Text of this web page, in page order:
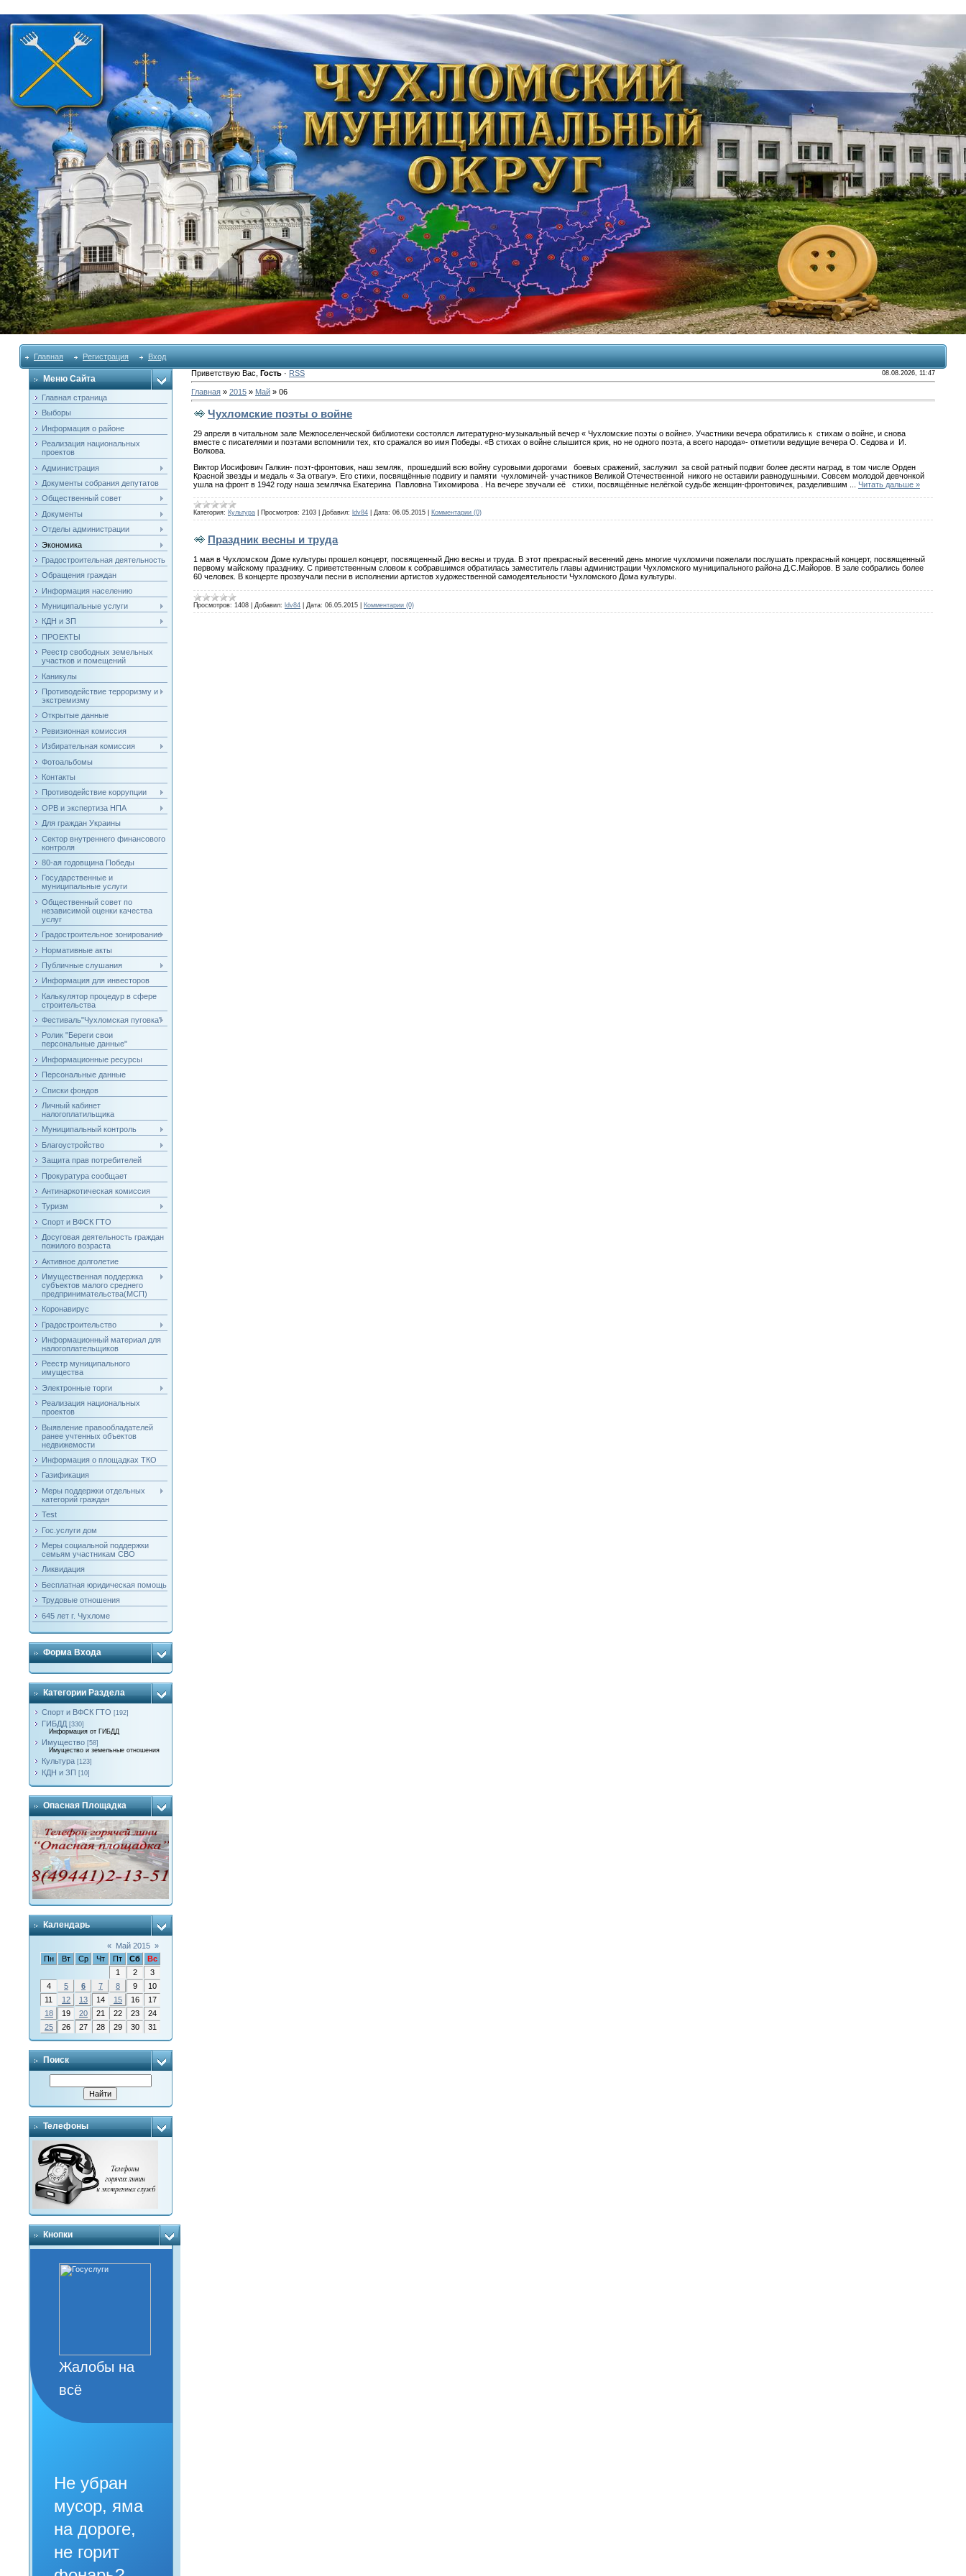
Главная Регистрация Вход
Меню Сайта
Главная страница
Выборы
Информация о районе
Реализация национальных
проектов
Администрация
Документы собрания депутатов
Общественный совет
Документы
Отделы администрации
Экономика
Градостроительная деятельность
Обращения граждан
Информация населению
Муниципальные услуги
КДН и ЗП
ПРОЕКТЫ
Реестр свободных земельных
участков и помещений
Каникулы
Противодействие терроризму и
экстремизму
Открытые данные
Ревизионная комиссия
Избирательная комиссия
Фотоальбомы
Контакты
Противодействие коррупции
ОРВ и экспертиза НПА
Для граждан Украины
Сектор внутреннего финансового
контроля
80-ая годовщина Победы
Государственные и
муниципальные услуги
Общественный совет по
независимой оценки качества
услуг
Градостроительное зонирование
Нормативные акты
Публичные слушания
Информация для инвесторов
Калькулятор процедур в сфере
строительства
Фестиваль"Чухломская пуговка"
Ролик "Береги свои
персональные данные"
Информационные ресурсы
Персональные данные
Списки фондов
Личный кабинет
налогоплатильщика
Муниципальный контроль
Благоустройство
Защита прав потребителей
Прокуратура сообщает
Антинаркотическая комиссия
Туризм
Спорт и ВФСК ГТО
Досуговая деятельность граждан
пожилого возраста
Активное долголетие
Имущественная поддержка
субъектов малого среднего
предпринимательства(МСП)
Коронавирус
Градостроительство
Информационный материал для
налогоплательщиков
Реестр муниципального
имущества
Электронные торги
Реализация национальных
проектов
Выявление правообладателей
ранее учтенных объектов
недвижемости
Информация о площадках ТКО
Газификация
Меры поддержки отдельных
категорий граждан
Test
Гос.услуги дом
Меры социальной поддержки
семьям участникам СВО
Ликвидация
Бесплатная юридическая помощь
Трудовые отношения
645 лет г. Чухломе
Форма Входа
Категории Раздела
Спорт и ВФСК ГТО [192]
ГИБДД [330]
Информация от ГИБДД
Имущество [58]
Имущество и земельные отношения
Культура [123]
КДН и ЗП [10]
Опасная Площадка
Календарь
« Май 2015 »
Пн
Вт Ср Чт Пт Сб
Вс
1
2
3
4
5 6 7 8 9
10
11
12 13 14 15 16
17
18
19 20 21 22 23
24
25
26 27 28 29 30 31
Поиск
Телефоны
Кнопки
Жалобы на
всё
Не убран
мусор, яма
на дороге,
не горит
Приветствую Вас Гость· RSS 08.08.2026, 11:47
Главная» 2015 » Май » 06
Чухломские поэты о войне
29 апреля в читальном зале Межпоселенческой библиотеки состоялся литературно-музыкальный вечер « Чухломские поэты о войне». Участники вечера обратились к стихам о войне, и снова
вместе с писателями и поэтами вспомнили тех, кто сражался во имя Победы. «В стихах о войне слышится крик, но не одного поэта, а всего народа»- отметили ведущие вечера О. Седова и И.
Волкова.
Виктор Иосифович Галкин- поэт-фронтовик, наш земляк, прошедший всю войну суровыми дорогами боевых сражений, заслужил за свой ратный подвиг более десяти наград, в том числе Орден
Красной звезды и медаль « За отвагу». Его стихи, посвящённые подвигу и памяти чухломичей- участников Великой Отечественной никого не оставили равнодушными. Совсем молодой девчонкой
ушла на фронт в 1942 году наша землячка Екатерина Павловна Тихомирова . На вечере звучали её стихи, посвящённые нелёгкой судьбе женщин-фронтовичек, разделившим
Читать дальше »
Категория: Культура Просмотров: 2103 Добавил: ldv84 Дата: 06.05.2015 Комментарии (0)
Праздник весны и труда
1 мая в Чухломском Доме культуры прошел концерт, посвященный Дню весны и труда. В этот прекрасный весенний день многие чухломичи пожелали послушать прекрасный концерт, посвященный
первому майскому празднику. С приветственным словом к собравшимся обратилась заместитель главы администрации Чухломского муниципального района Д.С.Майоров. В зале собрались более
60 человек. В концерте прозвучали песни в исполнении артистов художественной самодеятельности Чухломского Дома культуры.
Просмотров: 1408 Добавил: ldv84 Дата: 06.05.2015 Комментарии (0)